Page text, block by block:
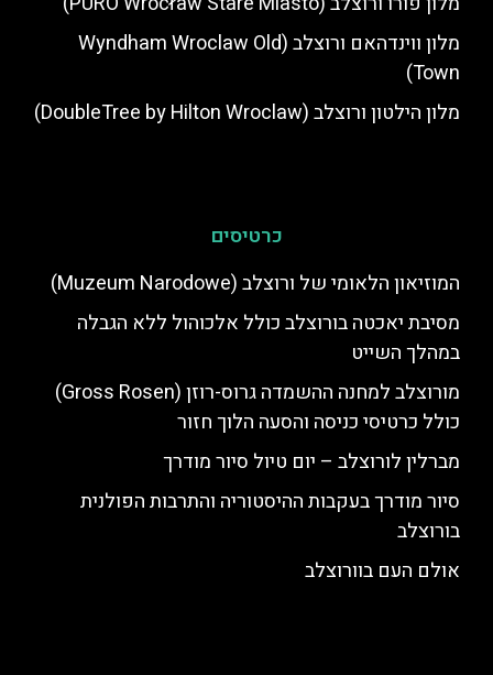
מלון ווינדהאם ורוצלב (Wyndham Wroclaw Old
Town)
מלון הילטון ורוצלב (DoubleTree by Hilton Wroclaw)
כרטיסים
המוזיאון הלאומי של ורוצלב (Muzeum Narodowe)
מסיבת יאכטה בורוצלב כולל אלכוהול ללא הגבלה
במהלך השייט
מורוצלב למחנה ההשמדה גרוס-רוזן (Gross Rosen)
כולל כרטיסי כניסה והסעה הלוך חזור
מברלין לורוצלב – יום טיול סיור מודרך
סיור מודרך בעקבות ההיסטוריה והתרבות הפולנית
בורוצלב
אולם העם בוורוצלב